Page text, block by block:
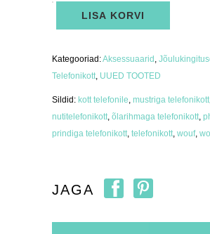
WOUF
telefonikottLISA KORVI
Kategooriad:Aksessuaarid ,
Telefonikott, UUED TOOTED
Sildid: kott telefonile, mustriga telefonikott
nutitelefonikott, õlarihmaga telefonikott,
prindiga telefonikott, telefonikott, wouf,
JAGA